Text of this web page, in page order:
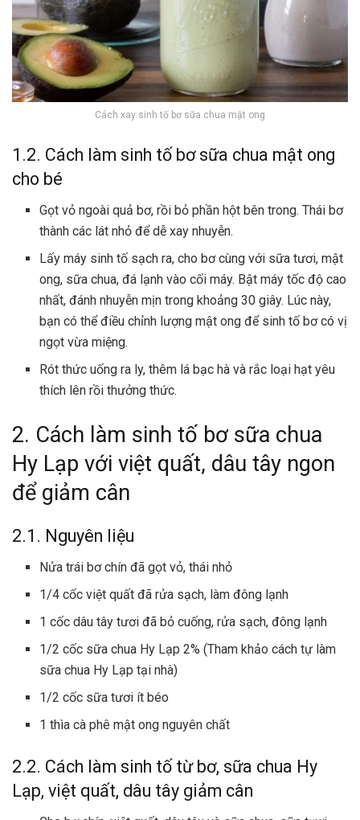
Cách xay sinh tố bơ sữa chua mật ong
1.2. Cách làm sinh tố bơ sữa chua mật ong
cho bé
Gọt vỏ ngoài quả bơ, rồi bỏ phần hột bên trong. Thái bơ
thành các lát nhỏ để dễ xay nhuyễn.
Lấy máy sinh tố sạch ra, cho bơ cùng với sữa tươi, mật
ong, sữa chua, đá lạnh vào cối máy. Bật máy tốc độ cao
nhất, đánh nhuyễn mịn trong khoảng 30 giây. Lúc này,
bạn có thể điều chỉnh lượng mật ong để sinh tố bơ có vị
ngọt vừa miệng.
Rót thức uống ra ly, thêm lá bạc hà và rắc loại hạt yêu
thích lên rồi thưởng thức.
2. Cách làm sinh tố bơ sữa chua
Hy Lạp với việt quất, dâu tây ngon
để giảm cân
2.1. Nguyên liệu
Nửa trái bơ chín đã gọt vỏ, thái nhỏ
1/4 cốc việt quất đã rửa sạch, làm đông lạnh
1 cốc dâu tây tươi đã bỏ cuống, rửa sạch, đông lạnh
1/2 cốc sữa chua Hy Lạp 2% (Tham khảocách tự làm
sữa chua Hy Lạp tại nhà)
1/2 cốc sữa tươi ít béo
1 thìa cà phê mật ong nguyên chất
2.2. Cách làm sinh tố từ bơ, sữa chua Hy
Lạp, việt quất, dâu tây giảm cân